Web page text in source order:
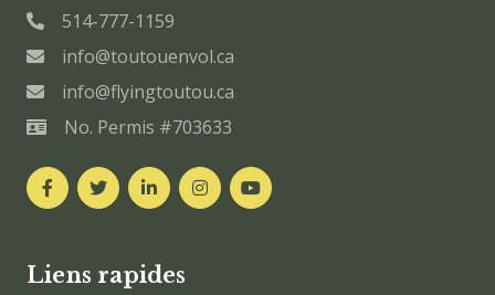
514-777-1159
info@toutouenvol.ca
info@flyingtoutou.ca
No. Permis #703633
Liens rapides